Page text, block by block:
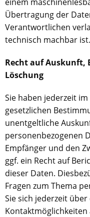
Übertragung der
Verantwortlichen
technisch machbar ist.
Recht auf Auskunft,
Löschung
Sie haben jederzeit
gesetzlichen
unentgeltliche
personenbezogenen
Empfänger und den
ggf. ein Recht auf
dieser Daten.
Fragen zum Thema
Sie sich jederzeit
Kontaktmöglichkeiten